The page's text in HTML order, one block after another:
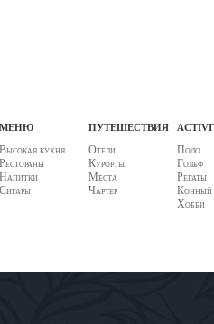
меню
Высокая кухня
Рестораны
Напитки
Сигары
путешествия
Отели
Курорты
Места
Чартер
Поло
Гольф
Регаты
Конный
Хобби